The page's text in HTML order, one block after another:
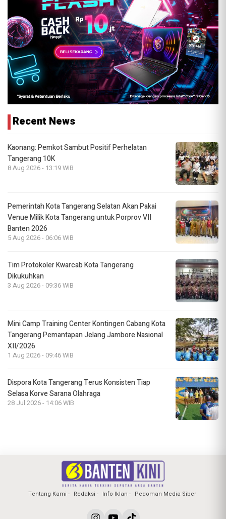
Recent News
Kaonang: Pemkot Sambut Positif Perhelatan
Tangerang 10K
8 Aug 2026 - 13:19 WIB
Pemerintah Kota Tangerang Selatan Akan Pakai
Venue Milik Kota Tangerang untuk Porprov VII
Banten 2026
5 Aug 2026 - 06:06 WIB
Tim Protokoler Kwarcab Kota Tangerang
Dikukuhkan
3 Aug 2026 - 09:36 WIB
Mini Camp Training Center Kontingen Cabang Kota
Tangerang Pemantapan Jelang Jambore Nasional
XII/2026
1 Aug 2026 - 09:46 WIB
Dispora Kota Tangerang Terus Konsisten Tiap
Selasa Korve Sarana Olahraga
28 Jul 2026 - 14:06 WIB
Tentang Kami Redaksi Info Iklan Pedoman Media Siber